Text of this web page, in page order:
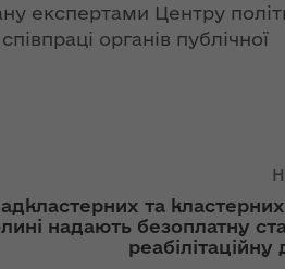
експертами Центру
органів публічної
та
надають безоплатну